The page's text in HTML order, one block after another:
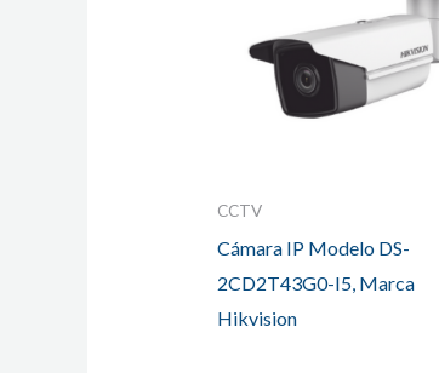
CCTV
Cámara IP Modelo DS-
2CD2T43G0-I5, Marca
Hikvision